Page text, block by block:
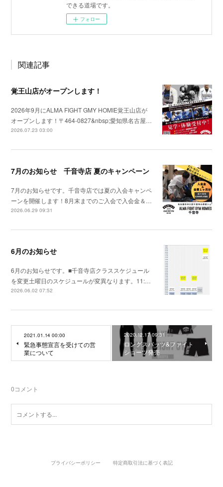
できる道場です。
フォロー
関連記事
覚王山店がオープンします！
2026年9月にALMA FIGHT GMY HOMIE覚王山店が
オープンします！〒464-0827&nbsp;愛知県名古屋…
2026.07.23 03:00
7月のお知らせ 千音寺店 夏のキャンペーン
7月のお知らせです。千音寺店では夏の入会キャンペ
ーンを開催します！8月末までのご入会で入会金＆…
2026.06.29 09:31
6月のお知らせ
6月のお知らせです。■千音寺店クラススケジュール
を変更土曜日のスケジュールが変異なります。11:…
2026.06.02 07:52
2021.01.14 00:00
緊急事態宣言を受けての営
業について
2020.12.17 09:31
ロングスパッツ&ファイト
ショーツ発売
0コメント
プライバシーポリシー 特定商取引法に基づく表記